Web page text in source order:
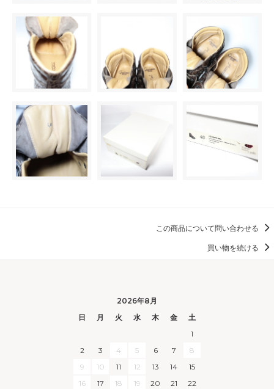
この商品について問い合わせる
買い物を続ける
2026年8月
日
月 火 水 木 金
土
1
2
3 4 5 6 7
8
9
10 11 12 13 14
15
16
17 18 19 20 21
22